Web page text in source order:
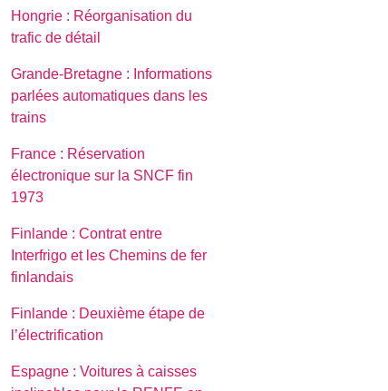
Hongrie : Réorganisation du
trafic de détail
Grande-Bretagne : Informations
parlées automatiques dans les
trains
France : Réservation
électronique sur la SNCF fin
1973
Finlande : Contrat entre
Interfrigo et les Chemins de fer
finlandais
Finlande : Deuxième étape de
l’électrification
Espagne : Voitures à caisses